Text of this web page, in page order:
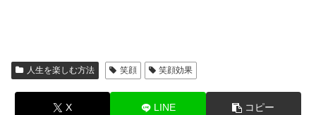
人生を楽しむ方法 笑顔 笑顔効果
X LINE コピー